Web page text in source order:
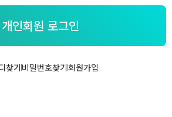
개인회원 로그인
찾기비밀번호찾기회원가입